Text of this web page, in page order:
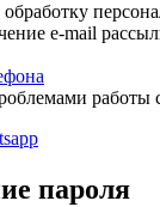
обработку
e-mail
работы
пароля